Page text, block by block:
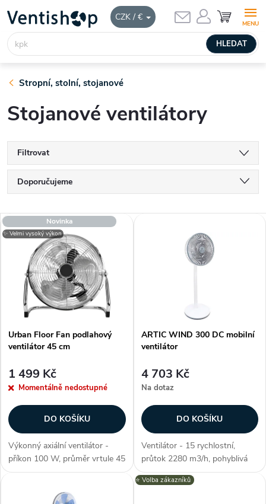
CZK / €
obsah
HLEDAT
NÁKUPNÍ
KOŠÍK
Stropní, stolní, stojanové
Stojanové ventilátory
Filtrovat
Ř
a
z
í
p
r
o
d
u
Doporučujeme
Nejdražší
Nejprodávanější
Abecedně
V
s
p
r
o
d
Novinka
✨ Velmi vysoký výkon
Urban Floor Fan podlahový
ventilátor 45 cm
1 499 Kč
Momentálně nedostupné
DO KOŠÍKU
Výkonný axiální ventilátor -
příkon 100 W, průměr vrtule 45
cm, nastavitelný úhel náklonu,
povrchová úprava chrom, tichý
ARTIC WIND 300 DC mobilní
ventilátor
4 703 Kč
Na dotaz
DO KOŠÍKU
Ventilátor - 15 rychlostní,
průtok 2280 m3/h, pohyblivá
hlava, oběžné kolo s extra
nízkou hlučností, příkon 35 W,
⭐️ Volba zákazníků